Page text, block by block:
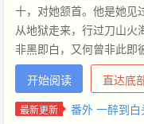
十，对她颔首。他是她见
从地狱走来，行过刀山火
非黑即白，又何曾非此即
酒， 倒不妨就此，如蚕
丈深渊吾往矣。 内容标
开始阅读 直达底
最新更新 番外 一醉到白